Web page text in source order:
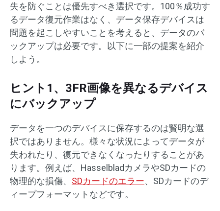
失を防ぐことは優先すべき選択です。100％成功す
るデータ復元作業はなく、データ保存デバイスは
問題を起こしやすいことを考えると、データのバ
ックアップは必要です。以下に一部の提案を紹介
しよう。
ヒント1、3FR画像を異なるデバイス
にバックアップ
データを一つのデバイスに保存するのは賢明な選
択ではありません。様々な状況によってデータが
失われたり、復元できなくなったりすることがあ
ります。例えば、HasselbladカメラやSDカードの
物理的な損傷、 SDカードのエラー、SDカードのデ
ィープフォーマットなどです。